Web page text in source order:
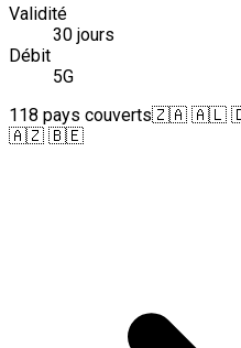
Validité
30 jours
Débit
5G
118 pays couverts🇿🇦 🇦🇱
🇦🇿 🇧🇪